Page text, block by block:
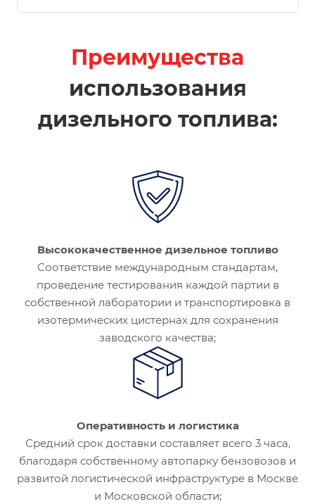
Преимущества
использования
дизельного топлива:
Высококачественное дизельное топливо
Соответствие международным стандартам,
проведение тестирования каждой партии в
собственной лаборатории и транспортировка в
изотермических цистернах для сохранения
заводского качества;
Оперативность и логистика
Средний срок доставки составляет всего 3 часа,
благодаря собственному автопарку бензовозов и
развитой логистической инфраструктуре в Москве
и Московской области;